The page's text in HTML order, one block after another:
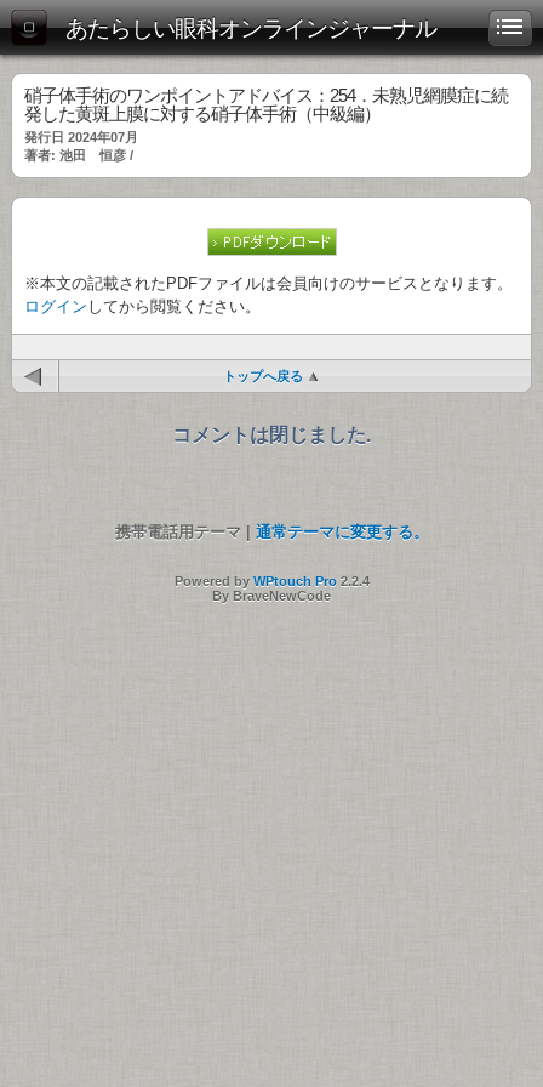
あたらしい眼科オンラインジャーナル
硝子体手術のワンポイントアドバイス：254．未熟児網膜症に続
発した黄斑上膜に対する硝子体手術（中級編）
発行日 2024年07月
著者: 池田 恒彦 /
※本文の記載されたPDFファイルは会員向けのサービスとなります。
ログイン してから閲覧ください。
トップへ戻る
コメントは閉じました.
携帯電話用テーマ | 通常テーマに変更する。
Powered by WPtouch Pro2.2.4
By BraveNewCode